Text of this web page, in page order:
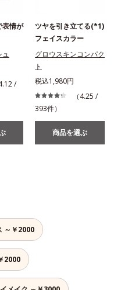
表情が
ュ
/
ツヤを引き立てる(*1)
フェイスカラー
グロウスキンコンパク
ト
税込1,980円
（4.25 /
393件）
商品を選ぶ
～￥2000
2000